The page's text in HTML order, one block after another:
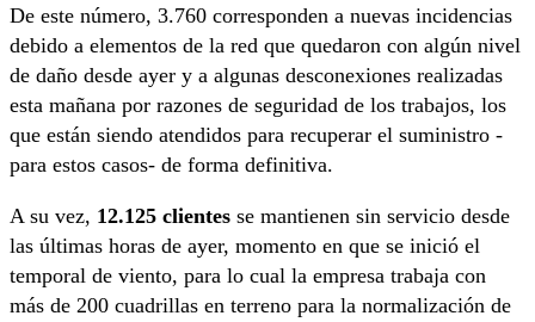
De este número, 3.760 corresponden a nuevas incidencias
debido a elementos de la red que quedaron con algún nivel
de daño desde ayer y a algunas desconexiones realizadas
esta mañana por razones de seguridad de los trabajos, los
que están siendo atendidos para recuperar el suministro -
para estos casos- de forma definitiva.
A su vez, 12.125 clientes se mantienen sin servicio desde
las últimas horas de ayer, momento en que se inició el
temporal de viento, para lo cual la empresa trabaja con
más de 200 cuadrillas en terreno para la normalización de